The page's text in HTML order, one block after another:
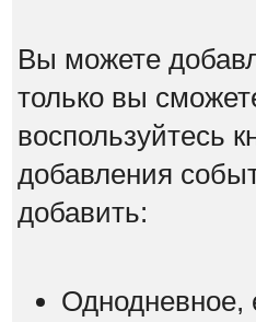
Вы можете
только вы
воспользуйтесь
добавления
добавить:
Однодневное,